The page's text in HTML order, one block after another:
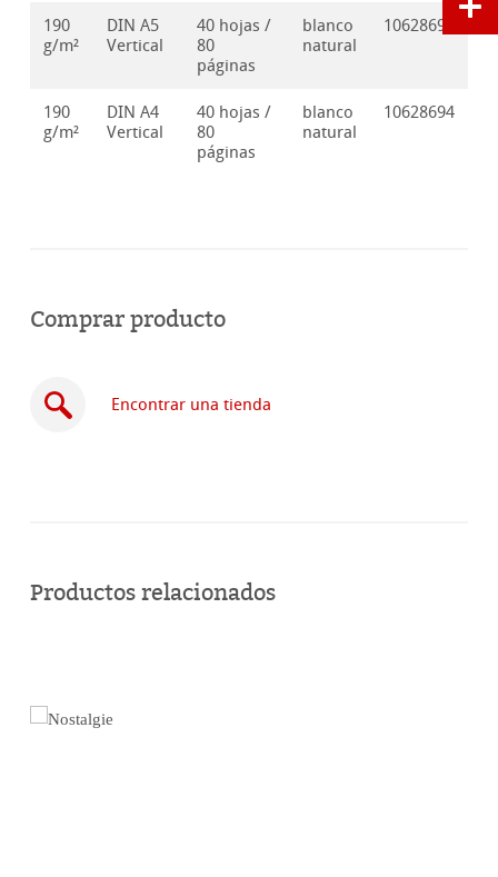
190
g/m²
DIN A5
Vertical
40 hojas /
80
páginas
blanco
natural
10628692
190
g/m²
DIN A4
Vertical
40 hojas /
80
páginas
blanco
natural
10628694
Comprar producto
Encontrar una tienda
línea
Productos relacionados